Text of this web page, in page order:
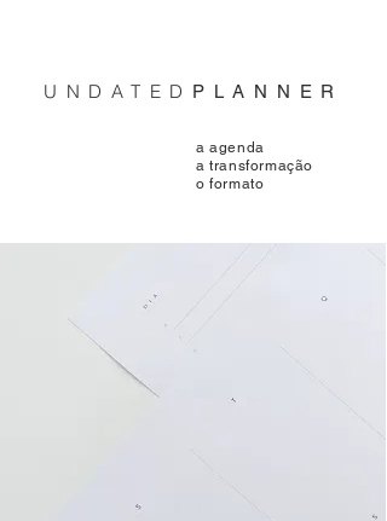
UNDATED PLANNER
a agenda
a transformação
o formato